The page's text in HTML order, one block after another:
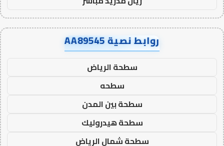
روابط نصية AA89545
سطحة الرياض
سطحه
سطحة بين المدن
سطحة هيدروليك
سطحة شمال الرياض